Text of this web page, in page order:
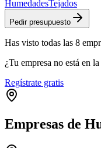
HumedadesTejados
Pedir presupuesto
Has visto todas las 8
¿Tu empresa no está en
Regístrate gratis
Empresas de